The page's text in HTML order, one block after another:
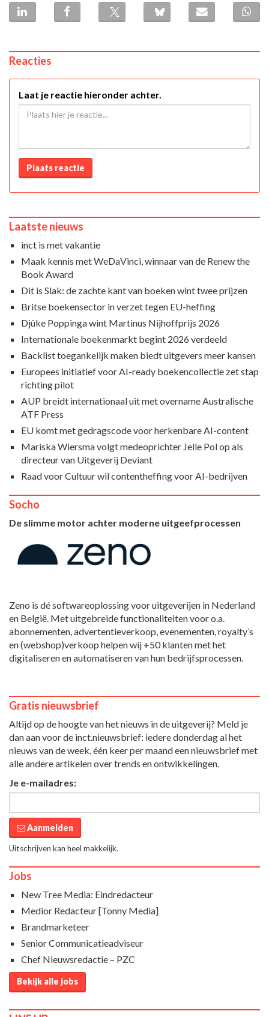
Reacties
Laat je reactie hieronder achter.
Plaats reactie
Laatste nieuws
inct is met vakantie
Maak kennis met WeDaVinci, winnaar van de Renew the
Book Award
Dit is Slak: de zachte kant van boeken wint twee prijzen
Britse boekensector in verzet tegen EU-heffing
Djûke Poppinga wint Martinus Nijhoffprijs 2026
Internationale boekenmarkt begint 2026 verdeeld
Backlist toegankelijk maken biedt uitgevers meer kansen
Europees initiatief voor AI-ready boekencollectie zet stap
richting pilot
AUP breidt internationaal uit met overname Australische
ATF Press
EU komt met gedragscode voor herkenbare AI-content
Mariska Wiersma volgt medeoprichter Jelle Pol op als
directeur van Uitgeverij Deviant
Raad voor Cultuur wil contentheffing voor AI-bedrijven
Socho
De slimme motor achter moderne uitgeefprocessen
Zeno is dé softwareoplossing voor uitgeverijen in Nederland
en België. Met uitgebreide functionaliteiten voor o.a.
abonnementen, advertentieverkoop, evenementen, royalty’s
en (webshop)verkoop helpen wij +50 klanten met het
digitaliseren en automatiseren van hun bedrijfsprocessen.
Gratis nieuwsbrief
Altijd op de hoogte van het nieuws in de uitgeverij? Meld je
dan aan voor de inct.nieuwsbrief: iedere donderdag al het
nieuws van de week, één keer per maand een nieuwsbrief met
alle andere artikelen over trends en ontwikkelingen.
Je e-mailadres:
Aanmelden
Uitschrijven kan heel makkelijk.
Jobs
New Tree Media: Eindredacteur
Medior Redacteur [Tonny Media]
Brandmarketeer
Senior Communicatieadviseur
Chef Nieuwsredactie – PZC
Bekijk alle jobs